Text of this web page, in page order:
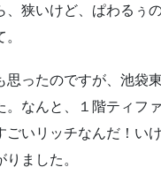
、狭いけど、ぱわるぅ
思ったのですが、池袋
。なんと、１階ティ
ごいリッチなんだ！い
ました。